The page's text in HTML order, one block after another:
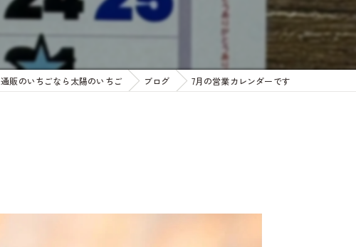
ギフト
通販のいちごなら太陽のいちご ブログ 7月の営業カレンダーです